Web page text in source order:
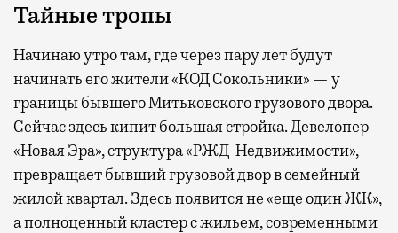
Тайные тропы
Начинаю утро там, где через пару лет будут
начинать его жители «КОД Сокольники» — у
границы бывшего Митьковского грузового двора.
Сейчас здесь кипит большая стройка. Девелопер
«Новая Эра», структура «РЖД-Недвижимости»,
превращает бывший грузовой двор в семейный
жилой квартал. Здесь появится не «еще один ЖК»,
а полноценный кластер с жильем, современными